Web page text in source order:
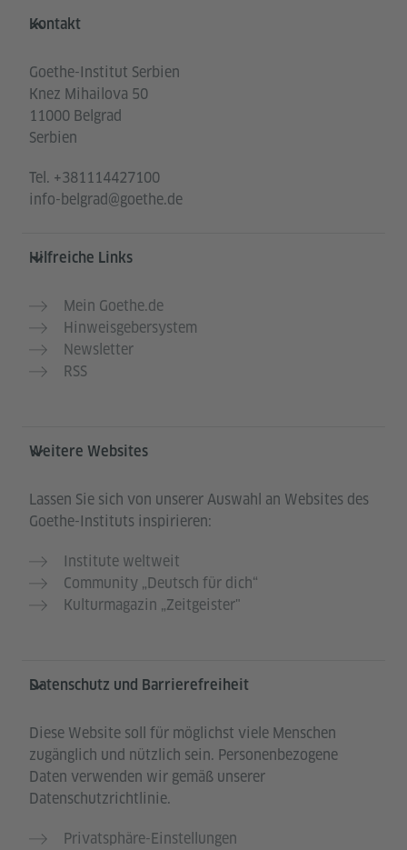
Service- und Informationsbereich
Kontakt
Goethe-Institut Serbien
Knez Mihailova 50
11000 Belgrad
Serbien
Tel. +381114427100
info-belgrad@goethe.de
Hilfreiche Links
Mein Goethe.de
Hinweisgebersystem
Newsletter
RSS
Weitere Websites
Lassen Sie sich von unserer Auswahl an Websites des
Goethe-Instituts inspirieren:
Institute weltweit
Community „Deutsch für dich“
Kulturmagazin „Zeitgeister"
Datenschutz und Barrierefreiheit
Diese Website soll für möglichst viele Menschen
zugänglich und nützlich sein. Personenbezogene
Daten verwenden wir gemäß unserer
Datenschutzrichtlinie.
Privatsphäre-Einstellungen